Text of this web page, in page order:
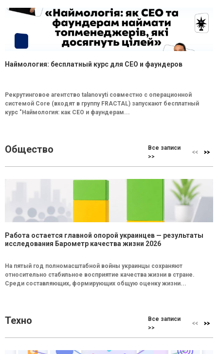
Наймология: бесплатный курс для CEO и фаундеров
Рекрутинговое агентство talanovyti совместно с операционной
системой Core (входят в группу FRACTAL) запускают бесплатный
курс "Наймология: как СEO и фаундерам...
Общество
Все записи
>>
Работа остается главной опорой украинцев — результаты
исследования Барометр качества жизни 2026
На пятый год полномасштабной войны украинцы сохраняют
относительно стабильное восприятие качества жизни в стране.
Среди составляющих, формирующих общую оценку жизни...
Техно
Все записи
>>